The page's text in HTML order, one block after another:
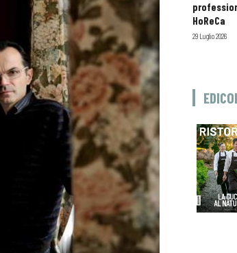
HoReCa
29 Luglio 2026